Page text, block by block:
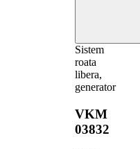
Sistem
roata
libera,
generator
VKM
03832